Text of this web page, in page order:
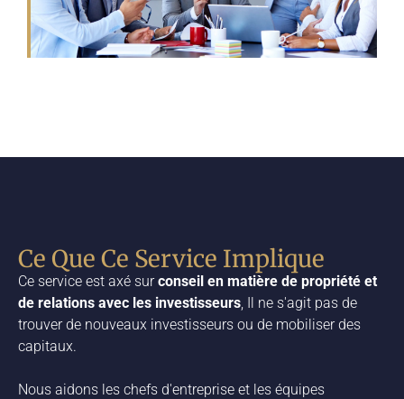
Ce Que Ce Service Implique
Ce service est axé surconseil en matière de propriété et
de relations avec les investisseurs, Il ne s'agit pas de
trouver de nouveaux investisseurs ou de mobiliser des
capitaux.
Nous aidons les chefs d'entreprise et les équipes